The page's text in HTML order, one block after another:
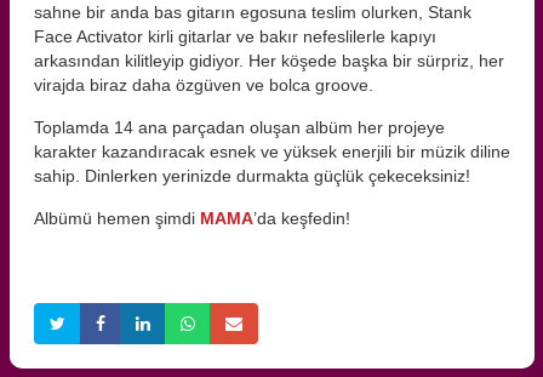
sahne bir anda bas gitarın egosuna teslim olurken, Stank
Face Activator kirli gitarlar ve bakır nefeslilerle kapıyı
arkasından kilitleyip gidiyor. Her köşede başka bir sürpriz, her
virajda biraz daha özgüven ve bolca groove.
Toplamda 14 ana parçadan oluşan albüm her projeye
karakter kazandıracak esnek ve yüksek enerjili bir müzik diline
sahip. Dinlerken yerinizde durmakta güçlük çekeceksiniz!
Albümü hemen şimdi MAMA’da keşfedin!